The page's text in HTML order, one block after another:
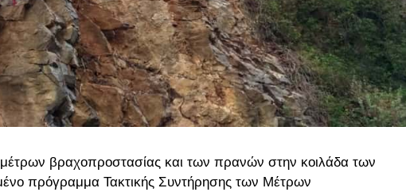
βραχοπροστασίας και των πρανών στην κοιλάδα των
πρόγραμμα Τακτικής Συντήρησης των Μέτρων